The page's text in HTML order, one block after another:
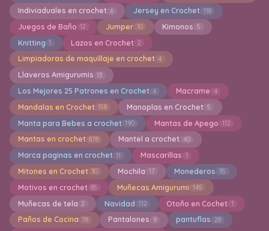
Indiviaduales en crochet 6 Jersey en Crochet 118
Juegos de Baño 12 Jumper 10 Kimonos 5
Knitting 1 Lazos en Crochet 2
Limpiadoras de maquillaje en crochet 4
Llaveros Amigurumis 13
Los Mejores 25 Patrones en Crochet 4 Macrame 4
Mandalas en Crochet 158 Manoplas en Crochet 5
Manta para Bebes a crochet 190 Mantas de Apego 112
Mantas en crochet 878 Mantel a crochet 40
Marca paginas en crochet 11 Mascarillas 1
Mitones en Crochet 30 Mochila 17 Monederos 35
Motivos en crochet 85 Muñecas Amigurumi 145
Muñecas de tela 2 Navidad 112 Otoño en Cochet 1
Paños de Cocina 78 Pantalones 9 pantuflas 28